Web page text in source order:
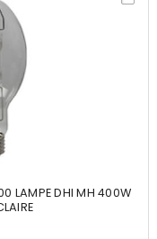
LAMPE DHI MH 400W